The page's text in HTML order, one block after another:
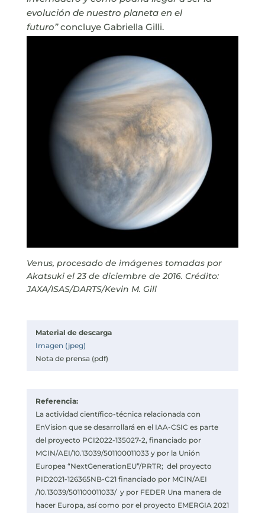
evolución de nuestro planeta en el
futuro”concluye Gabriella Gilli.
Venus, procesado de imágenes tomadas por
Akatsuki el 23 de diciembre de 2016. Crédito:
JAXA/ISAS/DARTS/Kevin M. Gill
Material de descarga
Imagen (jpeg)
Nota de prensa (pdf)
Referencia:
La actividad científico-técnica relacionada con
EnVision que se desarrollará en el IAA-CSIC es parte
del proyecto PCI2022-135027-2, financiado por
MCIN/AEI/10.13039/501100011033 y por la Unión
Europea “NextGenerationEU”/PRTR; del proyecto
PID2021-126365NB-C21 financiado por MCIN/AEI
/10.13039/501100011033/ y por FEDER Una manera de
hacer Europa, así como por el proyecto EMERGIA 2021